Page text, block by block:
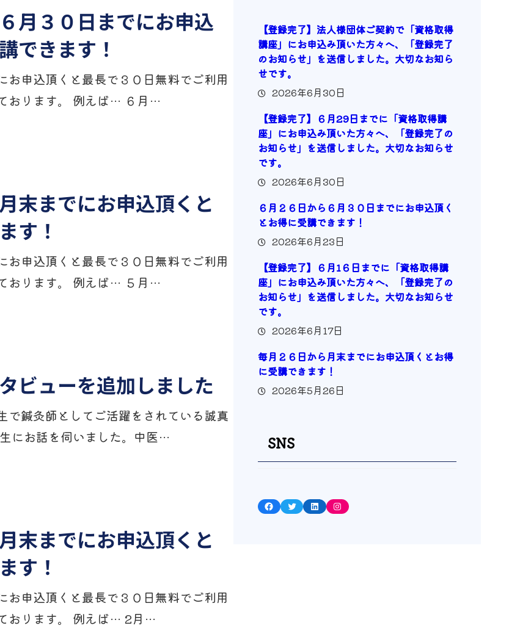
月３０日までにお申込
できます！
お申込頂くと最長で３０日無料でご利用
おります。 例えば… ６月…
末までにお申込頂くと
す！
お申込頂くと最長で３０日無料でご利用
おります。 例えば… ５月…
ビューを追加しました
で鍼灸師としてご活躍をされている誠真
にお話を伺いました。中医…
末までにお申込頂くと
す！
お申込頂くと最長で３０日無料でご利用
おります。 例えば… 2月…
【登録完了】法人様団体ご契約で「資格取得
講座」にお申込み頂いた方々へ、「登録完了
のお知らせ」を送信しました。大切なお知ら
せです。
2026年6月30日
【登録完了】６月29日までに「資格取得講
座」にお申込み頂いた方々へ、「登録完了の
お知らせ」を送信しました。大切なお知らせ
です。
2026年6月30日
６月２６日から６月３０日までにお申込頂く
とお得に受講できます！
2026年6月23日
【登録完了】６月1６日までに「資格取得講
座」にお申込み頂いた方々へ、「登録完了の
お知らせ」を送信しました。大切なお知らせ
です。
2026年6月17日
毎月２６日から月末までにお申込頂くとお得
に受講できます！
2026年5月26日
SNS
Facebook Twitter LinkedIn Instagram